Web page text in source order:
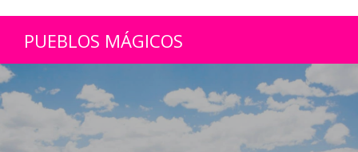
PUEBLOS MÁGICOS